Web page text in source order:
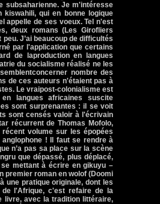
subsaharienne. Je m'intéresse
qui en bonne logique
appelle de ses voeux. Tel n'est
deux romans (Les Girofliers
J’ai beaucoup de difficultés
par l'application que certains
de laproduction en langues
du socialisme réalisé ne les
nombre des
de ces auteurs n'étaient pas à
Le vraipost-colonialisme est
langues africaines suscite
sont surprenantes : il se voit
sont censés valoir à l'écrivain
récurrent de Thomas Mofolo,
volume sur les épopées
! Il faut se rendre à
n’a pas sa place sur la scène
que dépassé, plus déplacé,
mettant à écrire en gikuyu –
premier roman en wolof (Doomi
une pratique originale, dont les
l'Afrique, c'est refaire de la
livre, avec la tradition littéraire,